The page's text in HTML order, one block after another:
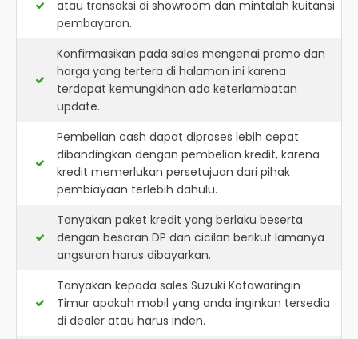
atau transaksi di showroom dan mintalah kuitansi
pembayaran.
Konfirmasikan pada sales mengenai promo dan
harga yang tertera di halaman ini karena
terdapat kemungkinan ada keterlambatan
update.
Pembelian cash dapat diproses lebih cepat
dibandingkan dengan pembelian kredit, karena
kredit memerlukan persetujuan dari pihak
pembiayaan terlebih dahulu.
Tanyakan paket kredit yang berlaku beserta
dengan besaran DP dan cicilan berikut lamanya
angsuran harus dibayarkan.
Tanyakan kepada sales Suzuki Kotawaringin
Timur apakah mobil yang anda inginkan tersedia
di dealer atau harus inden.